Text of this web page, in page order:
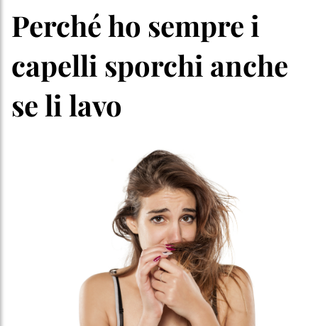
Perché ho sempre i
capelli sporchi anche
se li lavo